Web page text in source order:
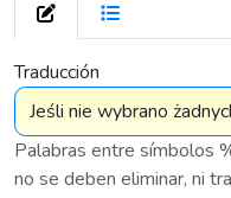
Traducción
Palabras entre símbolos
no se deben eliminar, ni